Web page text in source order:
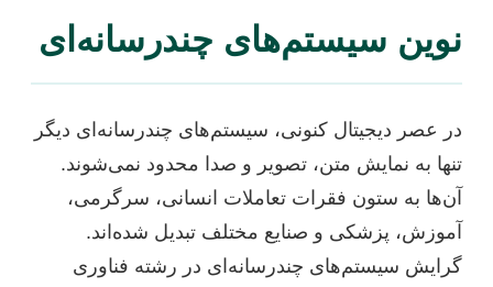
نوین سیستم‌های چندرسانه‌ای
در عصر دیجیتال کنونی، سیستم‌های چندرسانه‌ای دیگر
تنها به نمایش متن، تصویر و صدا محدود نمی‌شوند.
آن‌ها به ستون فقرات تعاملات انسانی، سرگرمی،
آموزش، پزشکی و صنایع مختلف تبدیل شده‌اند.
گرایش سیستم‌های چندرسانه‌ای در رشته فناوری